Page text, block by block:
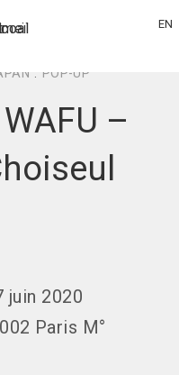
EN
POP-UP
–
juin 2020
Paris M°